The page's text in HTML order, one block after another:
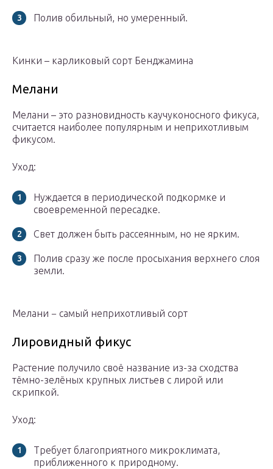
Полив обильный, но умеренный.
Кинки – карликовый сорт Бенджамина
Мелани
Мелани – это разновидность каучуконосного фикуса,
считается наиболее популярным и неприхотливым
фикусом.
Уход:
Нуждается в периодической подкормке и
своевременной пересадке.
Свет должен быть рассеянным, но не ярким.
Полив сразу же после просыхания верхнего слоя
земли.
Мелани − самый неприхотливый сорт
Лировидный фикус
Растение получило своё название из-за сходства
тёмно-зелёных крупных листьев с лирой или
скрипкой.
Уход:
Требует благоприятного микроклимата,
приближенного к природному.